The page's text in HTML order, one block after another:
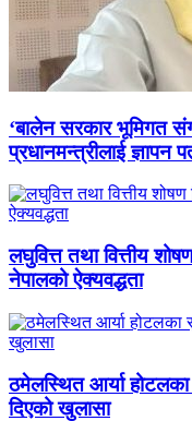
‘बालेन सरकार भूमिगत
प्रधानमन्त्रीलाई ज्ञापन
लघुवित्त तथा वित्तीय
नेपालको ऐक्यवद्धता
ठमेलस्थित आर्या होटलका
दिएको खुलासा